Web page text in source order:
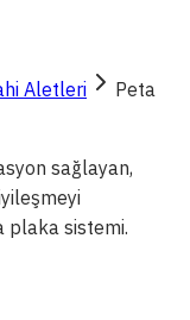
Aletleri
Peta
sağlayan,
plaka sistemi.